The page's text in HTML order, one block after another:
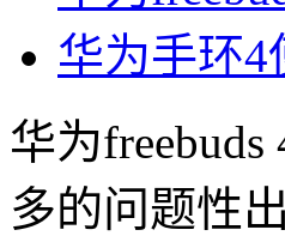
华为手环4
华为
多的问题性